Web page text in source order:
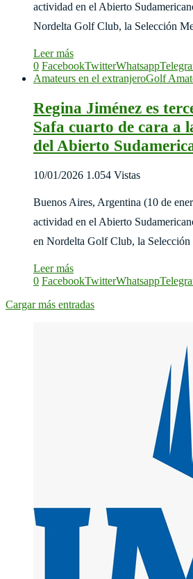
actividad en el Abierto
Nordelta Golf Club, la Selección
Leer más
0 FacebookTwitterWhatsapp
Amateurs en el extranjeroGolf
Regina Jiménez es
Safa cuarto de cara a
del Abierto
10/01/2026 1.054 Vistas
Buenos Aires, Argentina (10 de
actividad en el Abierto
en Nordelta Golf Club, la
Leer más
0 FacebookTwitterWhatsapp
Cargar más entradas